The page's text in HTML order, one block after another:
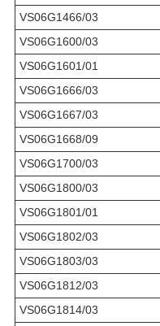
VS06G1466/03
VS06G1600/03
VS06G1601/01
VS06G1666/03
VS06G1667/03
VS06G1668/09
VS06G1700/03
VS06G1800/03
VS06G1801/01
VS06G1802/03
VS06G1803/03
VS06G1812/03
VS06G1814/03